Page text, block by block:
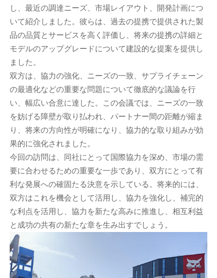
し、最近の調達ニーズ、市場レイアウト、開発計画につ
いて紹介しました。彼らは、過去の提携で提供された製
品の品質とサービスを高く評価し、将来の提携の詳細と
モデルのアップグレードについて建設的な提案を提供し
ました。
双方は、協力の強化、ニーズの一致、サプライチェーン
の最適化などの重要な問題について徹底的な議論を行
い、幅広い合意に達した。この会議では、ニーズの一致
を妨げる障壁が取り払われ、パートナー間の距離が縮ま
り、将来の方向性が明確になり、協力的な取り組みが効
果的に強化されました。
今回の訪問は、同社にとって国際協力を深め、市場の需
要に合わせるための重要な一歩であり、双方にとって有
利な発展への確固たる決意を示している。将来的には、
双方はこれを機会として活用し、協力を強化し、補完的
な利点を活用し、協力を新たな高みに推進し、相互利益
と成功の共有の新たな章を生み出すでしょう。